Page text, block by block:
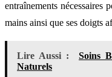
entraînements nécessaires
mains ainsi que ses doigts
Lire Aussi :
Soins
Naturels